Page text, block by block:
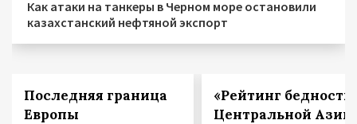
Как атаки на танкеры в Черном море остановили
казахстанский нефтяной экспорт
Последняя граница
Европы
«Рейтинг
Центральной Азии